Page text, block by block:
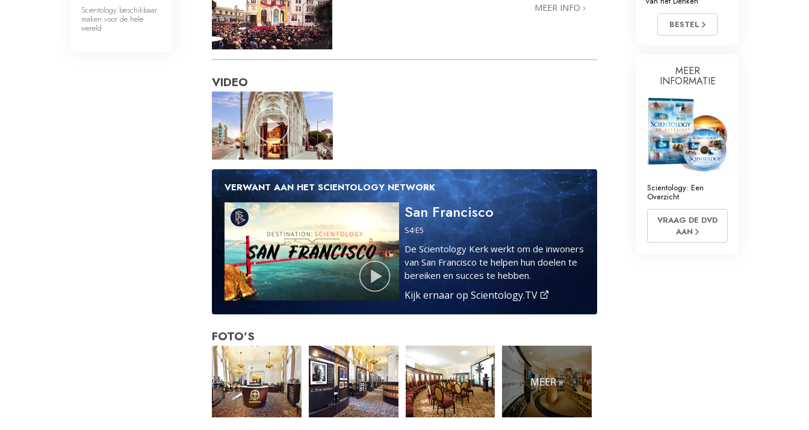
MEER INFO
VIDEO
VERWANT AAN HET SCIENTOLOGY NETWORK
San Francisco
S4·E5
De Scientology Kerk werkt om de inwoners
van San Francisco te helpen hun doelen te
bereiken en succes te hebben.
Kijk ernaar op Scientology.TV
FOTO’S
MEER »
Scientology beschikbaar
maken voor de hele
wereld BESTEL
MEER
INFORMATIE
Scientology: Een
Overzicht
VRAAG DE DVD
AAN